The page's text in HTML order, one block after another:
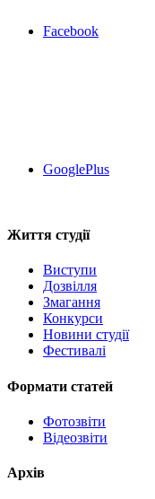
Facebook
GooglePlus
Життя студії
Виступи
Дозвілля
Змагання
Конкурси
Новини студії
Фестивалі
Формати статей
Фотозвіти
Відеозвіти
Архів